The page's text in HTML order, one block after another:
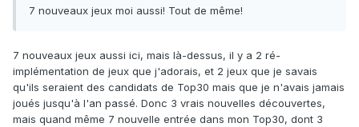
7 nouveaux jeux moi aussi! Tout de même!
7 nouveaux jeux aussi ici, mais là-dessus, il y a 2 ré-
implémentation de jeux que j'adorais, et 2 jeux que je savais
qu'ils seraient des candidats de Top30 mais que je n'avais jamais
joués jusqu'à l'an passé. Donc 3 vrais nouvelles découvertes,
mais quand même 7 nouvelle entrée dans mon Top30, dont 3